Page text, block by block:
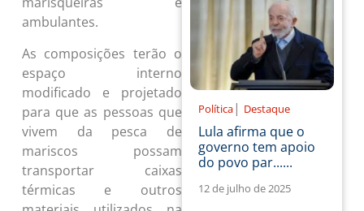
ambulantes.
As composições terão o
espaço interno
modificado e projetado
para que as pessoas que
vivem da pesca de
mariscos possam
transportar caixas
térmicas e outros
Política | Destaque
Lula afirma que o
governo tem apoio
do povo par......
12 de julho de 2025